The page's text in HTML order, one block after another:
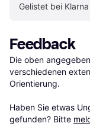
Gelistet bei Klarna
Feedback
Die oben
verschiedenen
Orientierung.
Haben Sie etwas
gefunden? Bitte